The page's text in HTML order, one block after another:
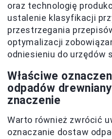
oraz technologię
ustalenie klasyfikacji
przestrzegania
optymalizacji
odniesieniu do urzędów
Właściwe
odpadów
znaczenie
Warto również zwrócić
oznaczanie dostaw